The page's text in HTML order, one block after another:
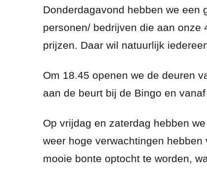
Donderdagavond hebben we een
personen/ bedrijven die aan onze
prijzen. Daar wil natuurlijk
Om 18.45 openen we de deuren
aan de beurt bij de Bingo en
Op vrijdag en zaterdag hebben
weer hoge verwachtingen
mooie bonte optocht te worden,